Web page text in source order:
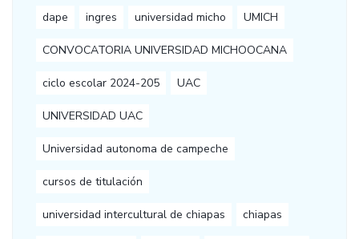
dape ingres universidad micho UMICH
CONVOCATORIA UNIVERSIDAD MICHOOCANA
ciclo escolar 2024-205 UAC
UNIVERSIDAD UAC
Universidad autonoma de campeche
cursos de titulación
universidad intercultural de chiapas chiapas